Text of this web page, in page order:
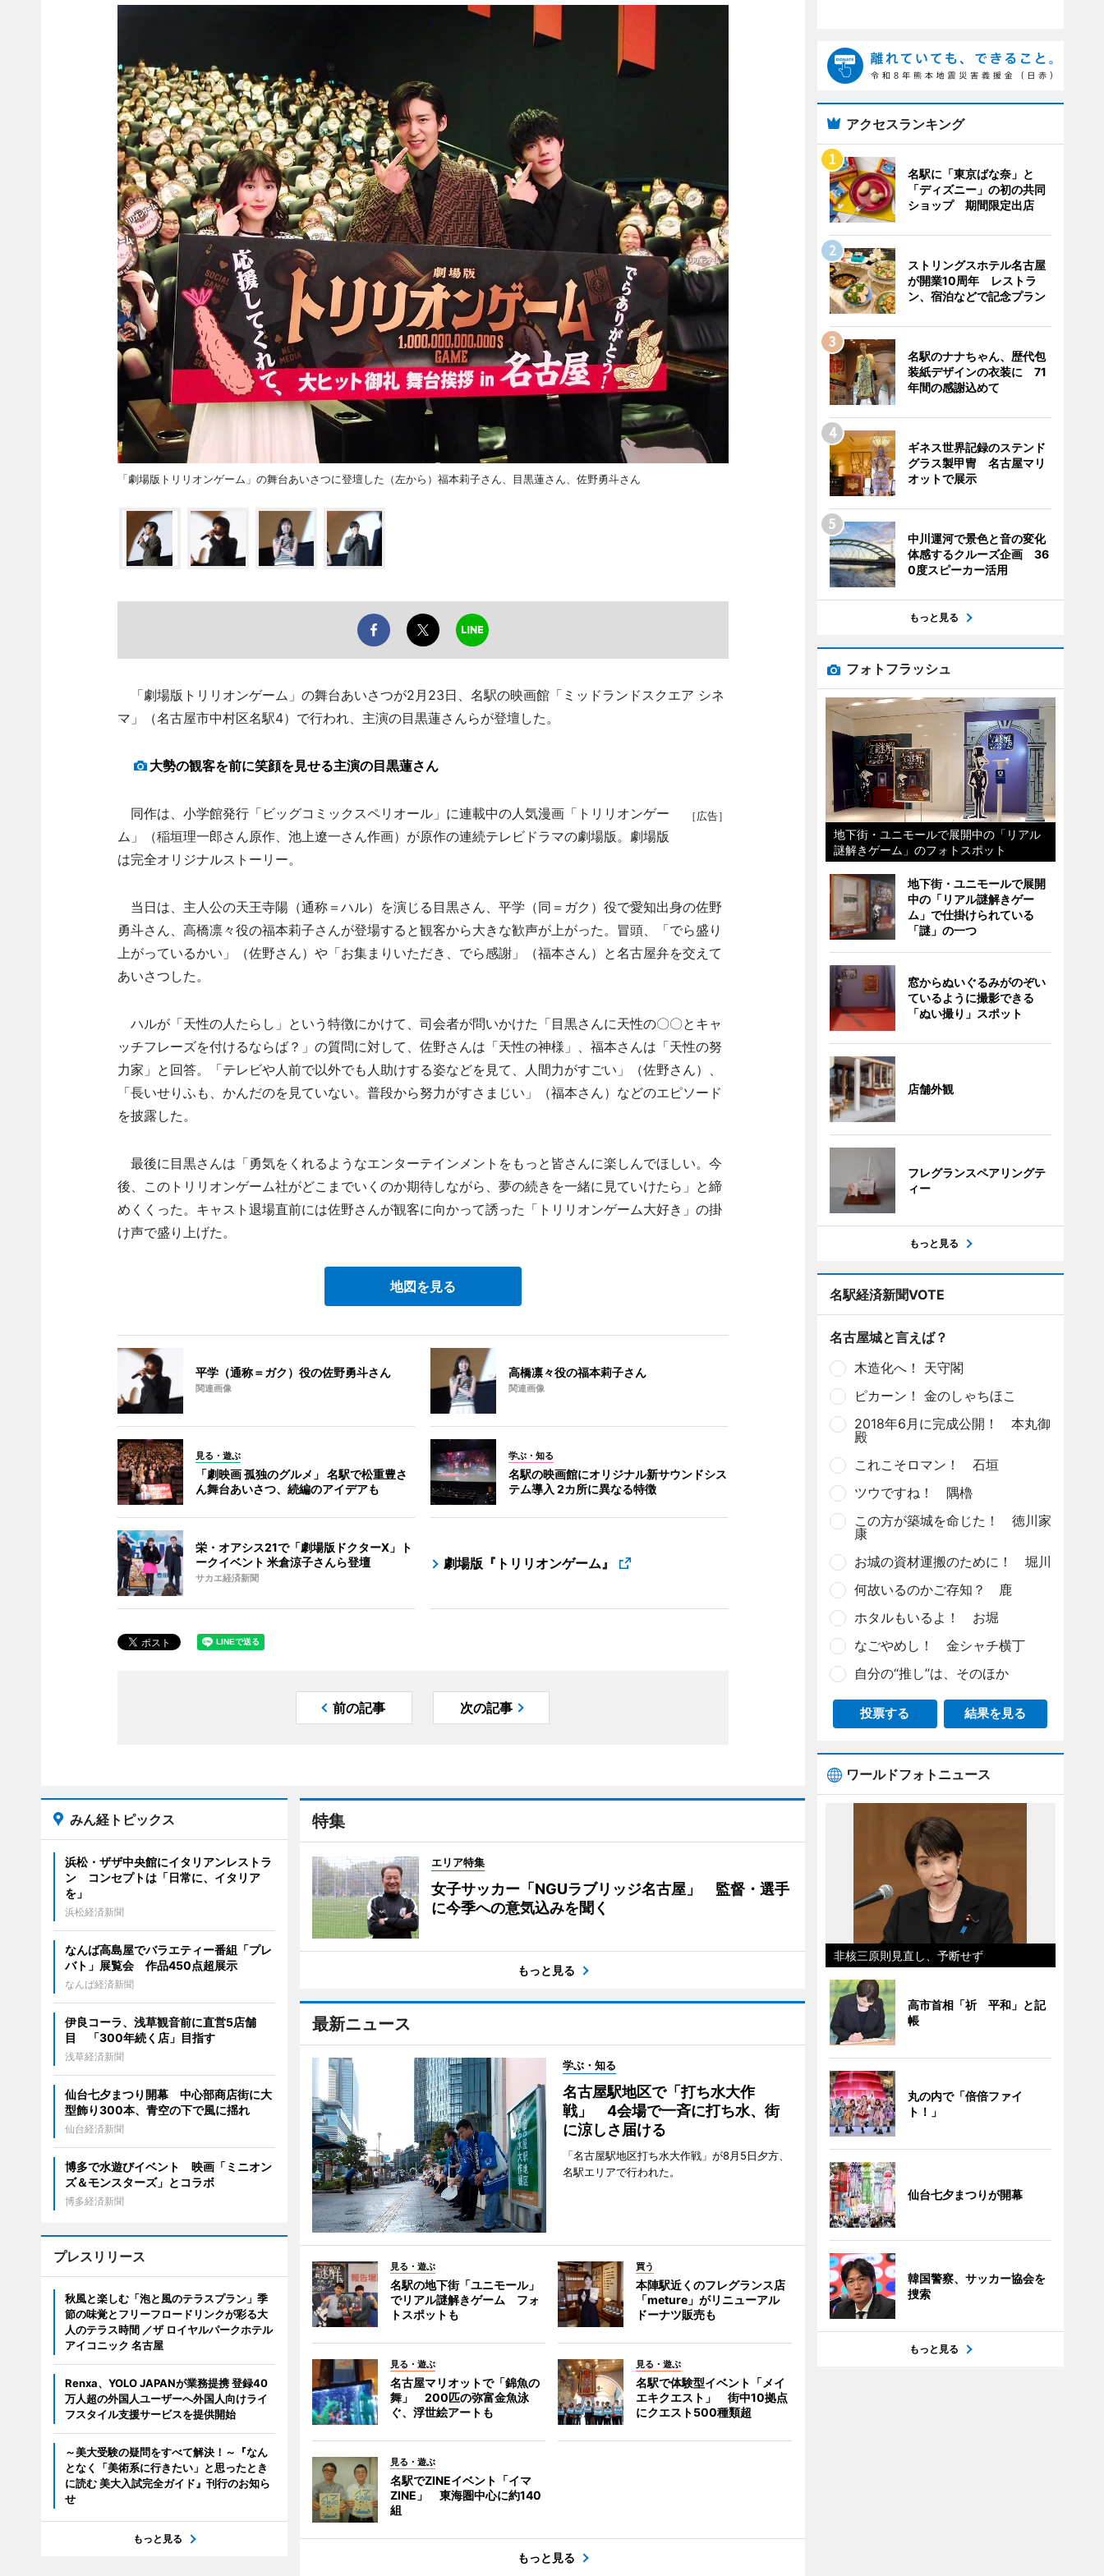
「劇場版トリリオンゲーム」の舞台あいさつに登壇した（左から）福本莉子さん、目黒蓮さん、佐野勇斗さん
「劇場版トリリオンゲーム」の舞台あいさつが2月23日、名駅の映画館「ミッドランドスクエア シネ
マ」（名古屋市中村区名駅4）で行われ、主演の目黒蓮さんらが登壇した。
大勢の観客を前に笑顔を見せる主演の目黒蓮さん
［広告］
同作は、小学館発行「ビッグコミックスペリオール」に連載中の人気漫画「トリリオンゲー
ム」（稲垣理一郎さん原作、池上遼一さん作画）が原作の連続テレビドラマの劇場版。劇場版
は完全オリジナルストーリー。
当日は、主人公の天王寺陽（通称＝ハル）を演じる目黒さん、平学（同＝ガク）役で愛知出身の佐野
勇斗さん、高橋凛々役の福本莉子さんが登場すると観客から大きな歓声が上がった。冒頭、「でら盛り
上がっているかい」（佐野さん）や「お集まりいただき、でら感謝」（福本さん）と名古屋弁を交えて
あいさつした。
ハルが「天性の人たらし」という特徴にかけて、司会者が問いかけた「目黒さんに天性の〇〇とキャ
ッチフレーズを付けるならば？」の質問に対して、佐野さんは「天性の神様」、福本さんは「天性の努
力家」と回答。「テレビや人前で以外でも人助けする姿などを見て、人間力がすごい」（佐野さん）、
「長いせりふも、かんだのを見ていない。普段から努力がすさまじい」（福本さん）などのエピソード
を披露した。
最後に目黒さんは「勇気をくれるようなエンターテインメントをもっと皆さんに楽しんでほしい。今
後、このトリリオンゲーム社がどこまでいくのか期待しながら、夢の続きを一緒に見ていけたら」と締
めくくった。キャスト退場直前には佐野さんが観客に向かって誘った「トリリオンゲーム大好き」の掛
け声で盛り上げた。
地図を見る
平学（通称＝ガク）役の佐野勇斗さん
関連画像
高橋凛々役の福本莉子さん
関連画像
見る・遊ぶ
「劇映画 孤独のグルメ」 名駅で松重豊さ
ん舞台あいさつ、続編のアイデアも
学ぶ・知る
名駅の映画館にオリジナル新サウンドシス
テム導入 2カ所に異なる特徴
栄・オアシス21で「劇場版ドクターX」ト
ークイベント 米倉涼子さんら登壇
サカエ経済新聞
劇場版『トリリオンゲーム』
前の記事 次の記事
特集
エリア特集
女子サッカー「NGUラブリッジ名古屋」 監督・選手
に今季への意気込みを聞く
もっと見る
最新ニュース
学ぶ・知る
名古屋駅地区で「打ち水大作
戦」 4会場で一斉に打ち水、街
に涼しさ届ける
「名古屋駅地区打ち水大作戦」が8月5日夕方、
名駅エリアで行われた。
見る・遊ぶ
名駅の地下街「ユニモール」
でリアル謎解きゲーム フォ
トスポットも
買う
本陣駅近くのフレグランス店
「meture」がリニューアル
ドーナツ販売も
見る・遊ぶ
名古屋マリオットで「錦魚の
舞」 200匹の弥富金魚泳
ぐ、浮世絵アートも
見る・遊ぶ
名駅で体験型イベント「メイ
エキクエスト」 街中10拠点
にクエスト500種類超
見る・遊ぶ
名駅でZINEイベント「イマ
ZINE」 東海圏中心に約140
組
もっと見る
みん経トピックス
浜松・ザザ中央館にイタリアンレストラ
ン コンセプトは「日常に、イタリア
を」
浜松経済新聞
なんば高島屋でバラエティー番組「プレ
バト」展覧会 作品450点超展示
なんば経済新聞
伊良コーラ、浅草観音前に直営5店舗
目 「300年続く店」目指す
浅草経済新聞
仙台七夕まつり開幕 中心部商店街に大
型飾り300本、青空の下で風に揺れ
仙台経済新聞
博多で水遊びイベント 映画「ミニオン
ズ＆モンスターズ」とコラボ
博多経済新聞
プレスリリース
秋風と楽しむ「泡と風のテラスプラン」季
節の味覚とフリーフロードリンクが彩る大
人のテラス時間 ／ザ ロイヤルパークホテル
アイコニック 名古屋
Renxa、YOLO JAPANが業務提携 登録40
万人超の外国人ユーザーへ外国人向けライ
フスタイル支援サービスを提供開始
～美大受験の疑問をすべて解決！～『なん
となく「美術系に行きたい」と思ったとき
に読む 美大入試完全ガイド』刊行のお知ら
せ
もっと見る
アクセスランキング
名駅に「東京ばな奈」と
「ディズニー」の初の共同
ショップ 期間限定出店
ストリングスホテル名古屋
が開業10周年 レストラ
ン、宿泊などで記念プラン
名駅のナナちゃん、歴代包
装紙デザインの衣装に 71
年間の感謝込めて
ギネス世界記録のステンド
グラス製甲冑 名古屋マリ
オットで展示
中川運河で景色と音の変化
体感するクルーズ企画 36
0度スピーカー活用
もっと見る
フォトフラッシュ
地下街・ユニモールで展開中の「リアル
謎解きゲーム」のフォトスポット
地下街・ユニモールで展開
中の「リアル謎解きゲー
ム」で仕掛けられている
「謎」の一つ
窓からぬいぐるみがのぞい
ているように撮影できる
「ぬい撮り」スポット
店舗外観
フレグランスペアリングテ
ィー
もっと見る
名駅経済新聞VOTE
名古屋城と言えば？
木造化へ！ 天守閣
ピカーン！ 金のしゃちほこ
2018年6月に完成公開！ 本丸御
殿
これこそロマン！ 石垣
ツウですね！ 隅櫓
この方が築城を命じた！ 徳川家
康
お城の資材運搬のために！ 堀川
何故いるのかご存知？ 鹿
ホタルもいるよ！ お堀
なごやめし！ 金シャチ横丁
自分の“推し”は、そのほか
投票する 結果を見る
ワールドフォトニュース
非核三原則見直し、予断せず
高市首相「祈 平和」と記
帳
丸の内で「倍倍ファイ
ト！」
仙台七夕まつりが開幕
韓国警察、サッカー協会を
捜索
もっと見る